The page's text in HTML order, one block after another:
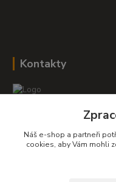
Kontakty
+420 604 278 943
obchod-
Náš e-shop a partneři
cookies, aby Vám mohli